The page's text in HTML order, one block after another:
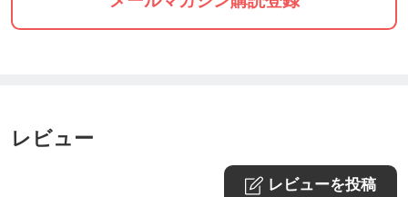
レビュー
レビューを投稿